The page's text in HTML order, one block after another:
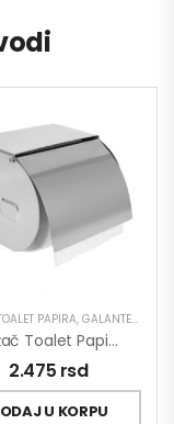
PAPIRA, GALANTERIJA
Držač Toalet Papira MINOTTI Sa Poklopcem Veći
2.475 rsd
U KORPU